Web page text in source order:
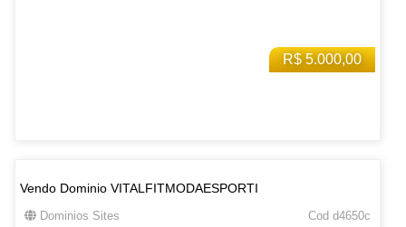
R$ 5.000,00
Vendo Dominio VITALFITMODAESPORTI
Dominios Sites Cod d4650c